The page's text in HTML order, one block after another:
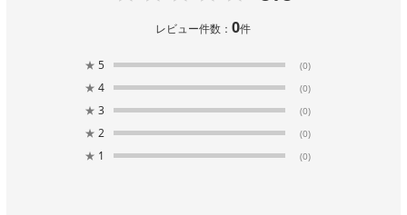
レビュー件数：0件
★ 5 (0)
★ 4 (0)
★ 3 (0)
★ 2 (0)
★ 1 (0)